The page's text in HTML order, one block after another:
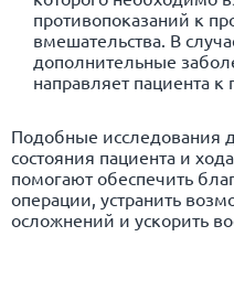
противопоказаний к
вмешательства. В
дополнительные
направляет пациента
Подобные исследования
состояния пациента и
помогают обеспечить
операции, устранить
осложнений и ускорить